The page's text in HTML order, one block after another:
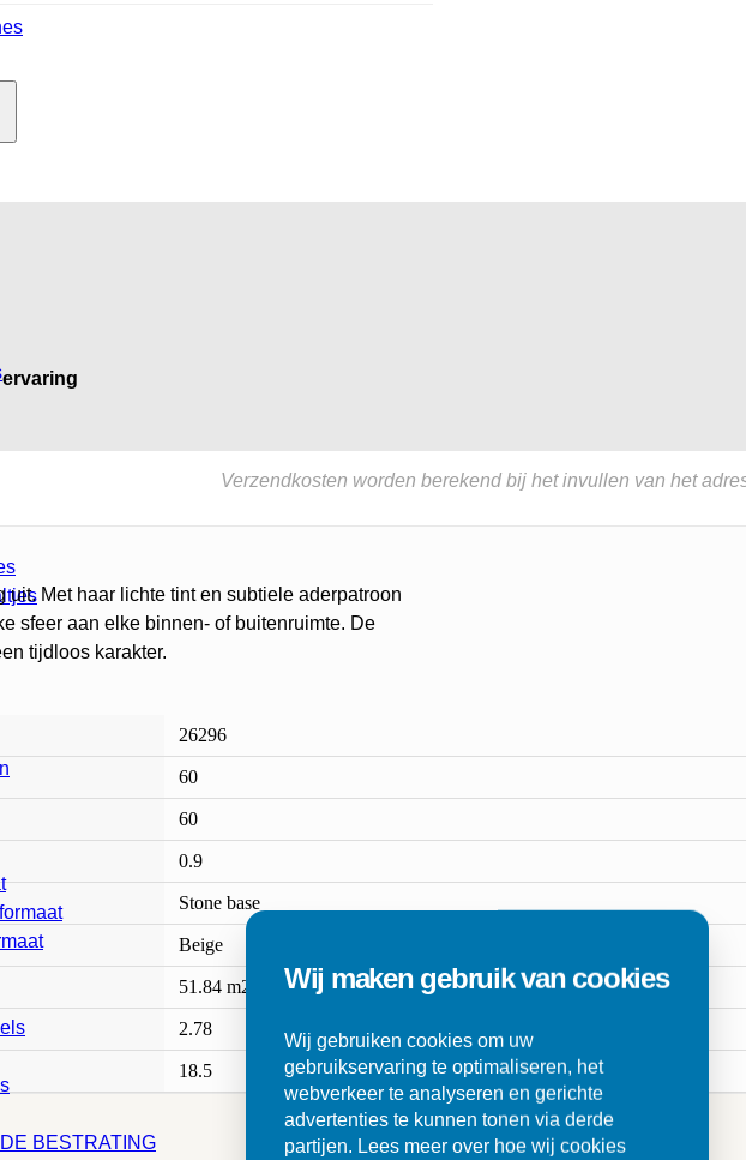
BESTRATING
Verzendkosten worden berekend bij het invullen van het
Met haar lichte tint en subtiele aderpatroon
sfeer aan elke binnen- of buitenruimte. De
tijdloos karakter.
26296
60
60
0.9
Stone base
Beige
51.84 m2
2.78
18.5
Wij maken gebruik van cookies
Wij gebruiken cookies om uw
gebruikservaring te optimaliseren, het
webverkeer te analyseren en gerichte
advertenties te kunnen tonen via derde
partijen. Lees meer over hoe wij cookies